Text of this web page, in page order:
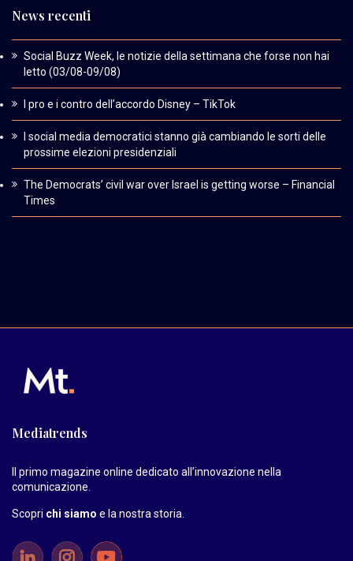
News recenti
Social Buzz Week, le notizie della settimana che forse non hai
letto (03/08-09/08)
I pro e i contro dell’accordo Disney – TikTok
I social media democratici stanno già cambiando le sorti delle
prossime elezioni presidenziali
The Democrats’ civil war over Israel is getting worse – Financial
Times
Mediatrends
Il primo magazine online dedicato all’innovazione nella
comunicazione.
Scopri chi siamo e la nostra storia